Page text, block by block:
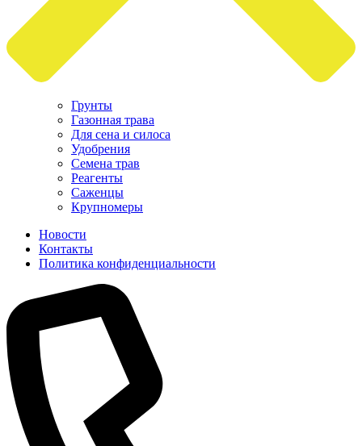
Грунты
Газонная трава
Для сена и силоса
Удобрения
Семена трав
Реагенты
Саженцы
Крупномеры
Новости
Контакты
Политика конфиденциальности